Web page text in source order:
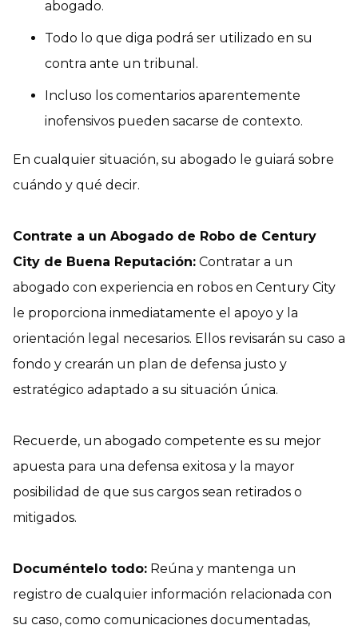
abogado.
Todo lo que diga podrá ser utilizado en su
contra ante un tribunal.
Incluso los comentarios aparentemente
inofensivos pueden sacarse de contexto.
En cualquier situación, su abogado le guiará sobre
cuándo y qué decir.
Contrate a un Abogado de Robo de Century
City de Buena Reputación: Contratar a un
abogado con experiencia en robos en Century City
le proporciona inmediatamente el apoyo y la
orientación legal necesarios. Ellos revisarán su caso a
fondo y crearán un plan de defensa justo y
estratégico adaptado a su situación única.
Recuerde, un abogado competente es su mejor
apuesta para una defensa exitosa y la mayor
posibilidad de que sus cargos sean retirados o
mitigados.
Documéntelo todo: Reúna y mantenga un
registro de cualquier información relacionada con
su caso, como comunicaciones documentadas,